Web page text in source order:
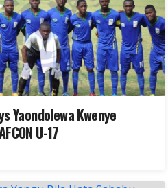
Yaondolewa Kwenye
U-17